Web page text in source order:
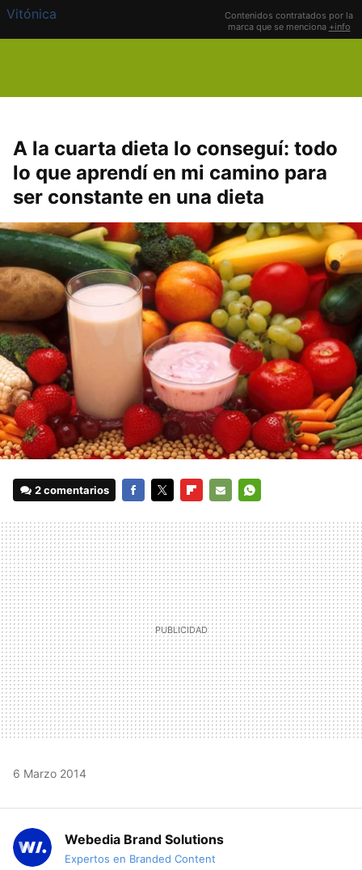
Contenidos contratados por la
marca que se menciona +info
Vitónica
A la cuarta dieta lo conseguí: todo
lo que aprendí en mi camino para
ser constante en una dieta
2 comentarios
MAIL
6 Marzo 2014
Webedia Brand Solutions
Expertos en Branded Content